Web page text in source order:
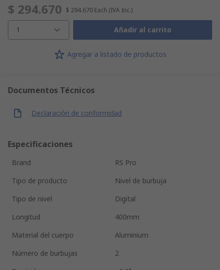
$ 294.670 $ 294.670 Each (IVA Inc.)
1 Añadir al carrito
Agregar a listado de productos
Documentos Técnicos
Declaración de conformidad
Especificaciones
Brand
RS Pro
Tipo de producto
Nivel de burbuja
Tipo de nivel
Digital
Longitud
400mm
Material del cuerpo
Aluminium
Número de burbujas
2